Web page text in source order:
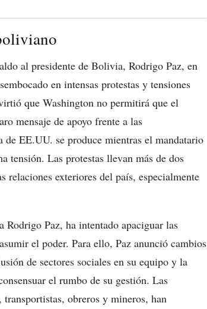
al presidente de Bolivia, Rodrigo Paz, en
en intensas protestas y tensiones
que Washington no permitirá que el
mensaje de apoyo frente a las
de EE.UU. se produce mientras el mandatario
tensión. Las protestas llevan más de dos
relaciones exteriores del país, especialmente
Paz, ha intentado apaciguar las
el poder. Para ello, Paz anunció cambios
de sectores sociales en su equipo y la
el rumbo de su gestión. Las
obreros y mineros, han